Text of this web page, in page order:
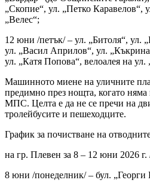
„Скопие“, ул. „Петко Каравелов“,
„Велес“;
12 юни /петък/ – ул. „Битоля“, ул.
ул. „Васил Априлов“, ул.
ул. „Катя Попова“, велоалея на ул.
Машинното миене на уличните
предимно през нощта, когато
МПС. Целта е да не се пречи на
тролейбусите и пешеходците.
График за почистване на
на гр. Плевен за 8 – 12 юни 2026
8 юни /понеделник/ – бул. „Георги